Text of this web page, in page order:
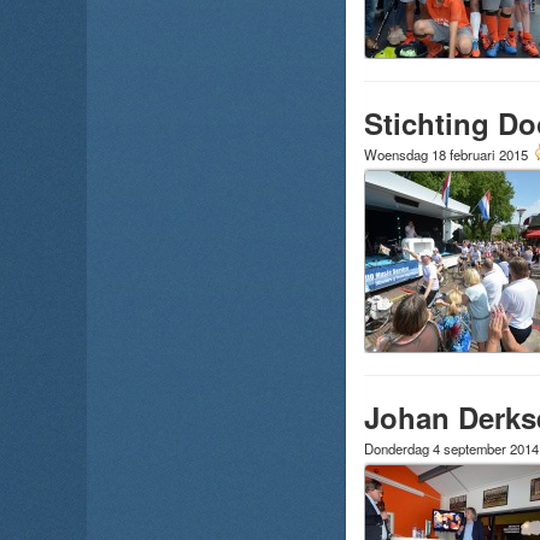
Stichting
Woensdag 18 februari 2015
Johan
Donderdag 4 september